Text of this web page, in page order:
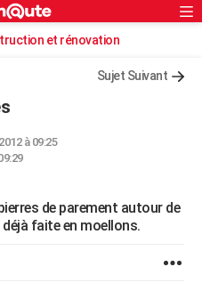
Rechercher
et rénovation
Sujet Suivant
à 09:25
de parement autour de
faite en moellons.